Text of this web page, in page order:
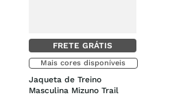
FRETE GRÁTIS
Mais cores disponíveis
Jaqueta de Treino
Masculina Mizuno Trail